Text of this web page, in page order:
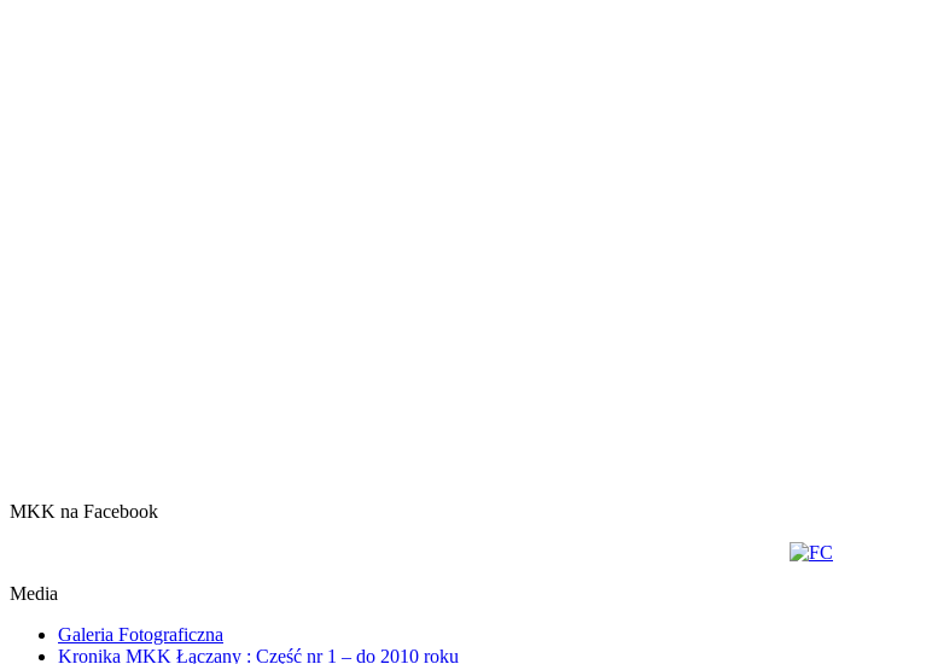
MKK na Facebook
Media
Galeria Fotograficzna
Kronika MKK Łączany : Część nr 1 – do 2010 roku